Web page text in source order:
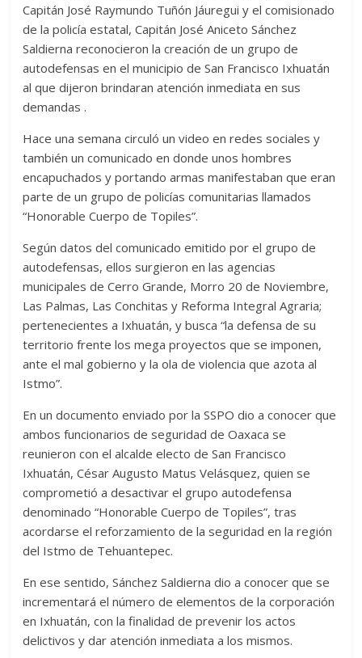
Capitán José Raymundo Tuñón Jáuregui y el comisionado
de la policía estatal, Capitán José Aniceto Sánchez
Saldierna reconocieron la creación de un grupo de
autodefensas en el municipio de San Francisco Ixhuatán
al que dijeron brindaran atención inmediata en sus
demandas .
Hace una semana circuló un video en redes sociales y
también un comunicado en donde unos hombres
encapuchados y portando armas manifestaban que eran
parte de un grupo de policías comunitarias llamados
“Honorable Cuerpo de Topiles”.
Según datos del comunicado emitido por el grupo de
autodefensas, ellos surgieron en las agencias
municipales de Cerro Grande, Morro 20 de Noviembre,
Las Palmas, Las Conchitas y Reforma Integral Agraria;
pertenecientes a Ixhuatán, y busca “la defensa de su
territorio frente los mega proyectos que se imponen,
ante el mal gobierno y la ola de violencia que azota al
Istmo”.
En un documento enviado por la SSPO dio a conocer que
ambos funcionarios de seguridad de Oaxaca se
reunieron con el alcalde electo de San Francisco
Ixhuatán, César Augusto Matus Velásquez, quien se
comprometió a desactivar el grupo autodefensa
denominado “Honorable Cuerpo de Topiles”, tras
acordarse el reforzamiento de la seguridad en la región
del Istmo de Tehuantepec.
En ese sentido, Sánchez Saldierna dio a conocer que se
incrementará el número de elementos de la corporación
en Ixhuatán, con la finalidad de prevenir los actos
delictivos y dar atención inmediata a los mismos.